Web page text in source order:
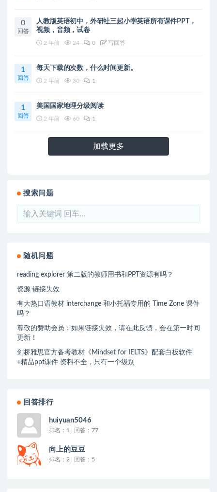
0
回答
人教版英语初中，外研社三起小学英语所有课件PPT，
视频，音频，试卷
2 年前 24 0 写回答
1
回答
每天下载的次数，什么时间更新。
2 年前 30 1
1
回答
美国国家地理分级阅读
2 年前 60 1
加载更多
搜索问题
随机问题
reading explorer 第二版的教师用书和PPT资源有吗？
资源 链接失效
有大热口语教材 interchange 和小托福专用的 Time Zone 课件
吗？
尊敬的赞助会员：如果链接失效，请在此反馈，会在第一时间
更新！
剑桥雅思官方备考教材《Mindset for IELTS》配套白板软件
+精品ppt课件 资料不全，只有一个级别
回答排行
huiyuan5046
排名：1 | 回答：77
向上的豆豆
排名：2 | 回答：5